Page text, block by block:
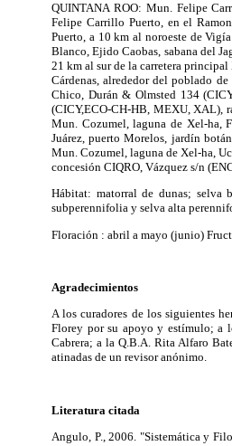
QUINTANA ROO: Mun. Felipe
Felipe Carrillo Puerto, en el
Puerto, a 10 km al noroeste de
Blanco, Ejido Caobas, sabana del
21 km al sur de la carretera
Cárdenas, alrededor del poblado
Chico, Durán & Olmsted 134
(CICY,ECO-CH-HB, MEXU, XAL),
Mun. Cozumel, laguna de Xel-ha,
Juárez, puerto Morelos, jardín
Mun. Cozumel, laguna de Xel-ha,
concesión CIQRO, Vázquez s/n
Hábitat: matorral de dunas; selva
subperennifolia y selva alta
Floración : abril a mayo (junio)
Agradecimientos
A los curadores de los siguientes
Florey por su apoyo y estímulo; a
Cabrera; a la Q.B.A. Rita Alfaro
atinadas de un revisor anónimo.
Literatura citada
Angulo, P., 2006. "Sistemática y